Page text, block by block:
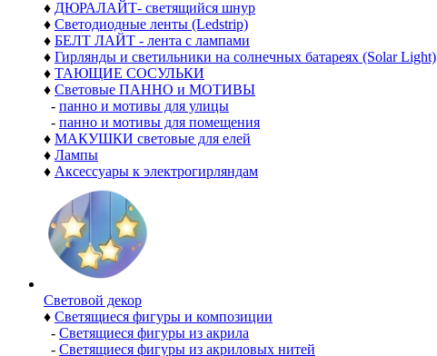
♦ ДЮРАЛАЙТ- светящийся шнур
♦ Светодиодные ленты (Ledstrip)
♦ БЕЛТ ЛАЙТ - лента с лампами
♦ Гирлянды и светильники на солнечных батареях (Solar Light)
♦ ТАЮЩИЕ СОСУЛЬКИ
♦ Световые ПАННО и МОТИВЫ
- панно и мотивы для улицы
- панно и мотивы для помещения
♦ МАКУШКИ световые для елей
♦ Лампы
♦ Аксессуары к электрогирляндам
Световой декор
♦ Светящиеся фигуры и композиции
- Светящиеся фигуры из акрила
- Светящиеся фигуры из акриловых нитей